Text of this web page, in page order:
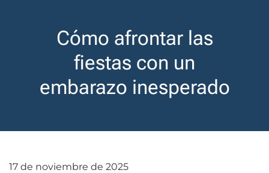
Cómo afrontar las
fiestas con un
embarazo inesperado
17 de noviembre de 2025